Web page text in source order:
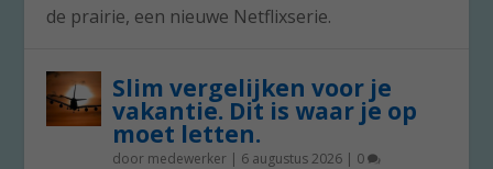
de prairie, een nieuwe Netflixserie.
Slim vergelijken voor je
vakantie. Dit is waar je op
moet letten.
door medewerker | 6 augustus 2026 | 0